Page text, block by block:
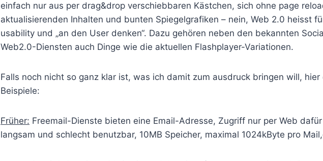
einfach nur aus per drag&drop verschiebbaren Kästchen, sich ohne page
aktualisierenden Inhalten und bunten Spiegelgrafiken – nein, Web 2.0 heisst
usability und „an den User denken“. Dazu gehören neben den bekannten
Web2.0-Diensten auch Dinge wie die aktuellen Flashplayer-Variationen.
Falls noch nicht so ganz klar ist, was ich damit zum ausdruck bringen will, hier
Beispiele:
Früher: Freemail-Dienste bieten eine Email-Adresse, Zugriff nur per Web
langsam und schlecht benutzbar, 10MB Speicher, maximal 1024kByte pro